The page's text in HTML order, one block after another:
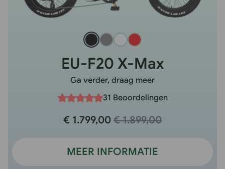
EU-F20 X-Max
Ga verder, draag meer
31 Beoordelingen
€ 1.799,00 € 1.899,00
MEER INFORMATIE